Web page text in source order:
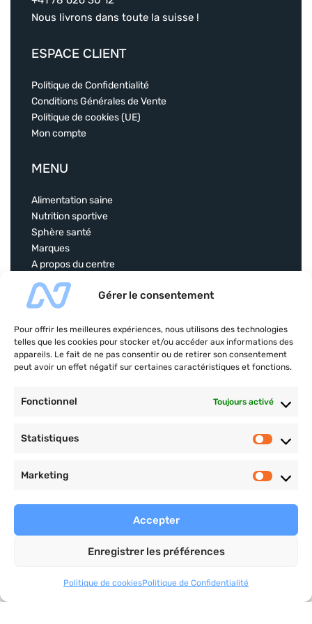
Gérer le consentement
Pour offrir les meilleures expériences, nous utilisons des technologies
telles que les cookies pour stocker et/ou accéder aux informations des
appareils. Le fait de ne pas consentir ou de retirer son consentement
peut avoir un effet négatif sur certaines caractéristiques et fonctions.
Fonctionnel Toujours activé
Statistiques
Marketing
Accepter
Enregistrer les préférences
Politique de cookiesPolitique de Confidentialité
Nous livrons dans toute la suisse !
ESPACE CLIENT
Politique de Confidentialité
Conditions Générales de Vente
Politique de cookies (UE)
Mon compte
MENU
Alimentation saine
Nutrition sportive
Sphère santé
Marques
A propos du centre
Contact
Plan nutrition et d’entrainement, objectifs
personnalisés, suivi pro et cours privés.
christophervial-coaching.com